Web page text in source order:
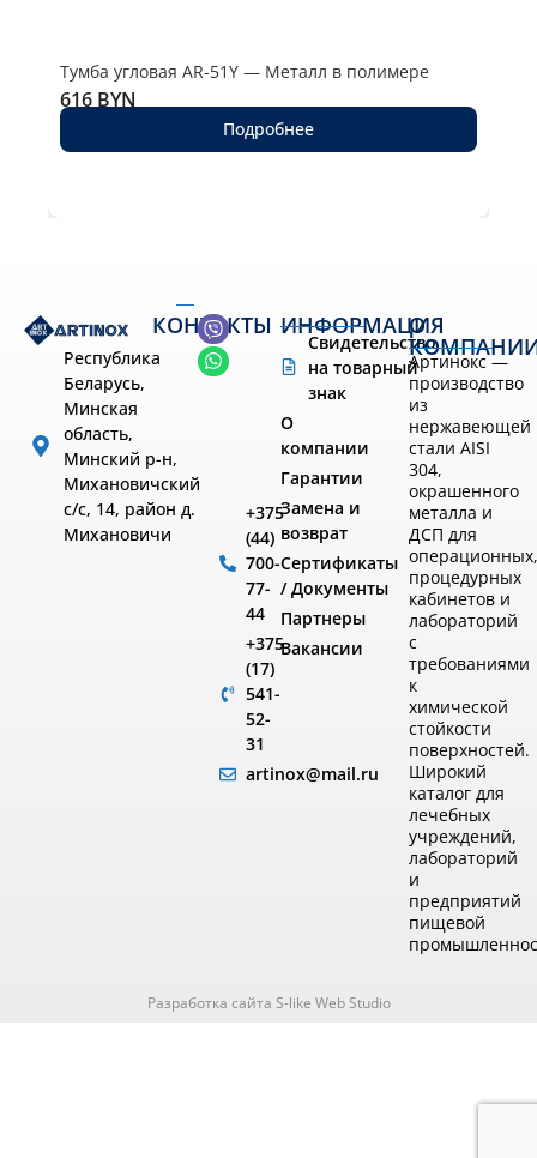
Тумба угловая AR-51Y — Металл в полимере
616 BYN
Подробнее
Республика
Беларусь,
Минская
область,
Минский р-н,
Михановичский
с/с, 14, район д.
Михановичи
КОНТАКТЫ
+375
(44)
700-
77-
44
+375
(17)
541-
52-
31
artinox@mail.ru
ИНФОРМАЦИЯ
Свидетельство
на товарный
знак
О
компании
Гарантии
Замена и
возврат
Сертификаты
/ Документы
Партнеры
Вакансии
О
Артинокс —
производство
из
нержавеющей
стали AISI
304,
окрашенного
металла и
ДСП для
операционных,
процедурных
кабинетов и
лабораторий
с
требованиями
к
химической
стойкости
поверхностей.
Широкий
каталог для
лечебных
учреждений,
лабораторий
и
предприятий
пищевой
Разработка сайта S-like Web Studio